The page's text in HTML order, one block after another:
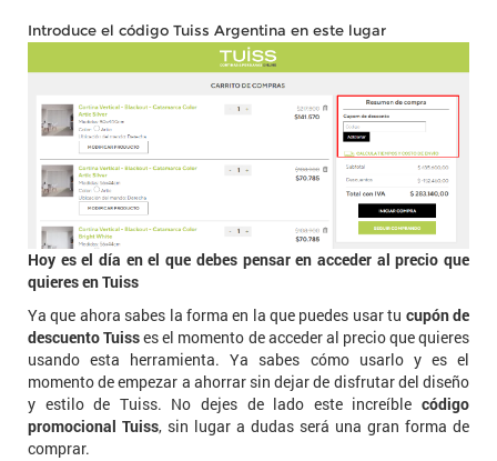
Introduce el código Tuiss Argentina en este lugar
Hoy es el día en el que debes pensar en acceder al precio que
quieres en Tuiss
Ya que ahora sabes la forma en la que puedes usar tu cupón de
descuento Tuisses el momento de acceder al precio que quieres
usando esta herramienta. Ya sabes cómo usarlo y es el
momento de empezar a ahorrar sin dejar de disfrutar del diseño
y estilo de Tuiss. No dejes de lado este increíble código
promocional Tuiss, sin lugar a dudas será una gran forma de
comprar.